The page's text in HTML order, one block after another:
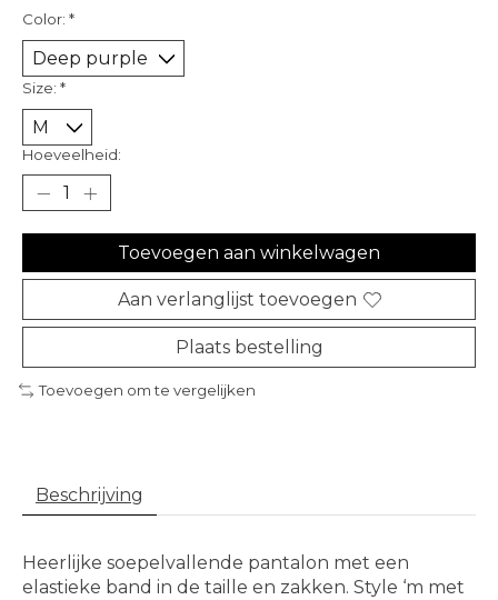
Color: *
Size: *
Hoeveelheid:
Toevoegen aan winkelwagen
Aan verlanglijst toevoegen
Plaats bestelling
Toevoegen om te vergelijken
Beschrijving
Heerlijke soepelvallende pantalon met een
elastieke band in de taille en zakken. Style ‘m met